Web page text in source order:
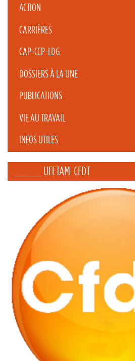
ACTION
CARRIÈRES
CAP-CCP-LDG
DOSSIERS À LA UNE
PUBLICATIONS
VIE AU TRAVAIL
INFOS UTILES
_____ UFETAM-CFDT